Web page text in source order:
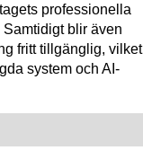
professionella
blir även
fritt tillgänglig, vilket
system och AI-